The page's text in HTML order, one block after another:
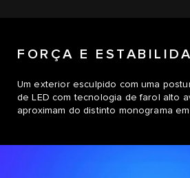
FORÇA E
Um exterior esculpido com uma
de LED com tecnologia de farol alto
aproximam do distinto monograma em